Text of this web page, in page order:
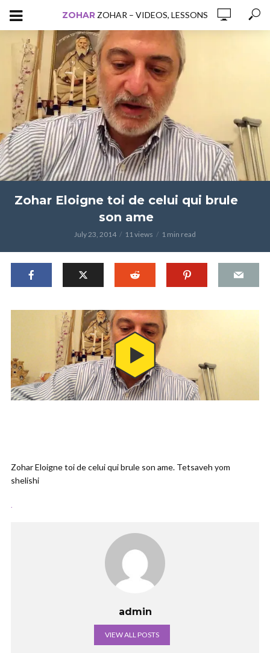
ZOHAR ZOHAR – VIDEOS, LESSONS
Zohar Eloigne toi de celui qui brule
son ame
July 23, 2014 11 views 1 min read
Zohar Eloigne toi de celui qui brule son ame. Tetsaveh yom
shelishi
admin
VIEW ALL POSTS